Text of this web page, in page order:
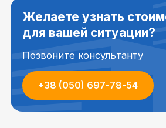
Желаете узнать
для вашей ситуации?
Позвоните консультанту
+38 (050) 697-78-54